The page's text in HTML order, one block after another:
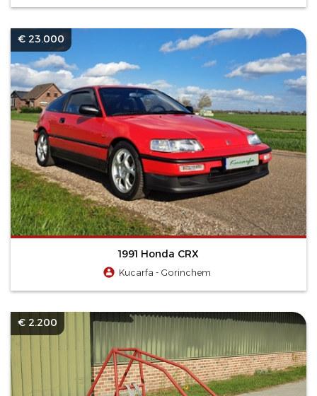
€ 23.000
1991 Honda CRX
Kucarfa - Gorinchem
€ 2.200